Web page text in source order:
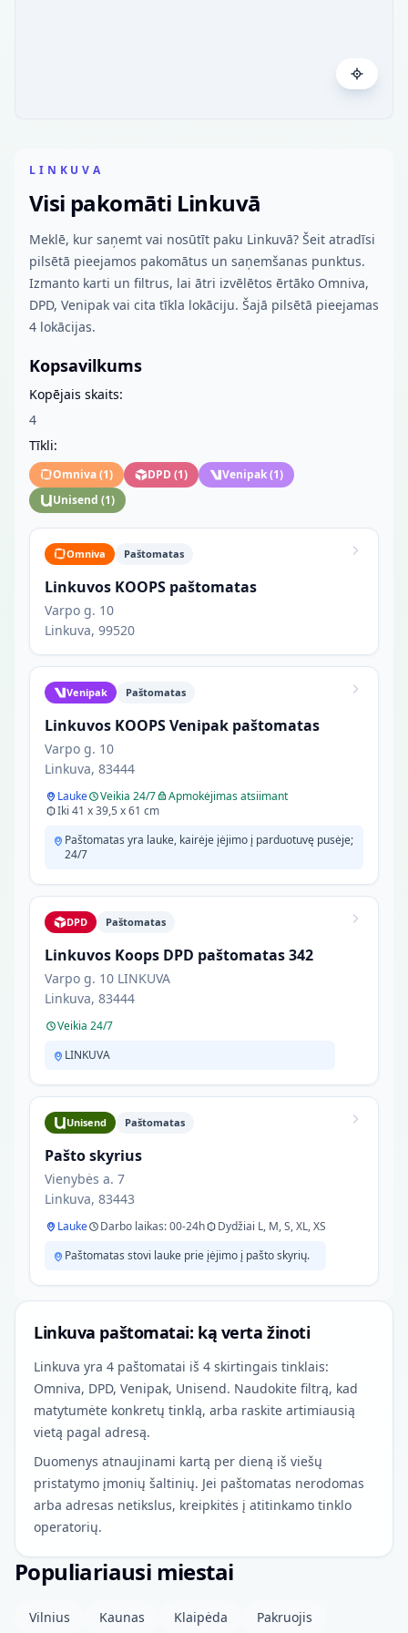
LINKUVA
Visi pakomāti Linkuvā
Meklē, kur saņemt vai nosūtīt paku Linkuvā? Šeit atradīsi
pilsētā pieejamos pakomātus un saņemšanas punktus.
Izmanto karti un filtrus, lai ātri izvēlētos ērtāko Omniva,
DPD, Venipak vai cita tīkla lokāciju. Šajā pilsētā pieejamas
4 lokācijas.
Kopsavilkums
Kopējais skaits:
4
Tīkli:
Omniva(1) DPD(1) Venipak(1)
Unisend (1)
Omniva Paštomatas
Linkuvos KOOPS paštomatas
Varpo g. 10
Linkuva, 99520
Venipak Paštomatas
Linkuvos KOOPS Venipak paštomatas
Varpo g. 10
Linkuva, 83444
Lauke Veikia 24/7
Apmokėjimas atsiimant
Iki 41 x 39,5 x 61 cm
Paštomatas yra lauke, kairėje įėjimo į parduotuvę pusėje;
24/7
DPD Paštomatas
Linkuvos Koops DPD paštomatas 342
Varpo g. 10 LINKUVA
Linkuva, 83444
Veikia 24/7
LINKUVA
Unisend Paštomatas
Pašto skyrius
Vienybės a. 7
Linkuva, 83443
Lauke Darbo laikas: 00-24h
Dydžiai L, M, S, XL, XS
Paštomatas stovi lauke prie įėjimo į pašto skyrių.
Linkuva paštomatai: ką verta žinoti
Linkuva yra 4 paštomatai iš 4 skirtingais tinklais:
Omniva, DPD, Venipak, Unisend. Naudokite filtrą, kad
matytumėte konkretų tinklą, arba raskite artimiausią
vietą pagal adresą.
Duomenys atnaujinami kartą per dieną iš viešų
pristatymo įmonių šaltinių. Jei paštomatas nerodomas
arba adresas netikslus, kreipkitės į atitinkamo tinklo
operatorių.
Populiariausi miestai
Vilnius Kaunas Klaipėda Pakruojis